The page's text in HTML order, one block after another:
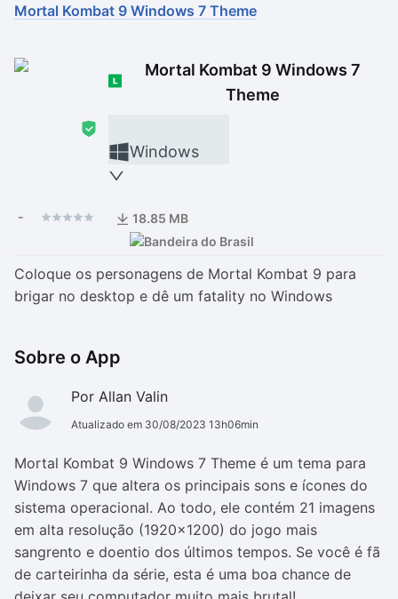
Ver mais
Ver mais
Mortal Kombat 9 Windows 7 Theme
Mortal Kombat 9 Windows 7
Theme
Windows
- 18.85 MB
Coloque os personagens de Mortal Kombat 9 para
brigar no desktop e dê um fatality no Windows
Sobre o App
Por Allan Valin
Atualizado em 30/08/2023 13h06min
Mortal Kombat 9 Windows 7 Theme é um tema para
Windows 7 que altera os principais sons e ícones do
sistema operacional. Ao todo, ele contém 21 imagens
em alta resolução (1920x1200) do jogo mais
sangrento e doentio dos últimos tempos. Se você é fã
de carteirinha da série, esta é uma boa chance de